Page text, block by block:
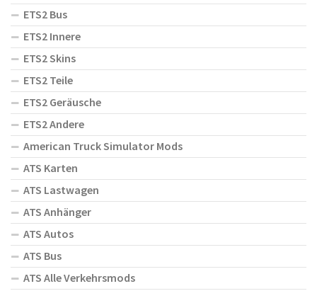
ETS2 Bus
ETS2 Innere
ETS2 Skins
ETS2 Teile
ETS2 Geräusche
ETS2 Andere
American Truck Simulator Mods
ATS Karten
ATS Lastwagen
ATS Anhänger
ATS Autos
ATS Bus
ATS Alle Verkehrsmods